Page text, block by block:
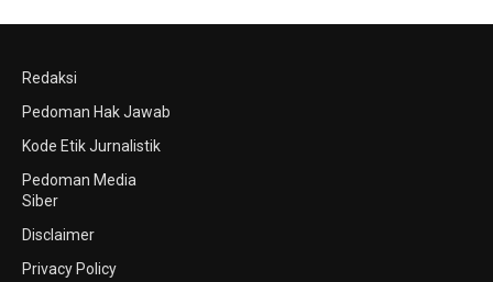
Redaksi
Pedoman Hak Jawab
Kode Etik Jurnalistik
Pedoman Media
Siber
Disclaimer
Privacy Policy